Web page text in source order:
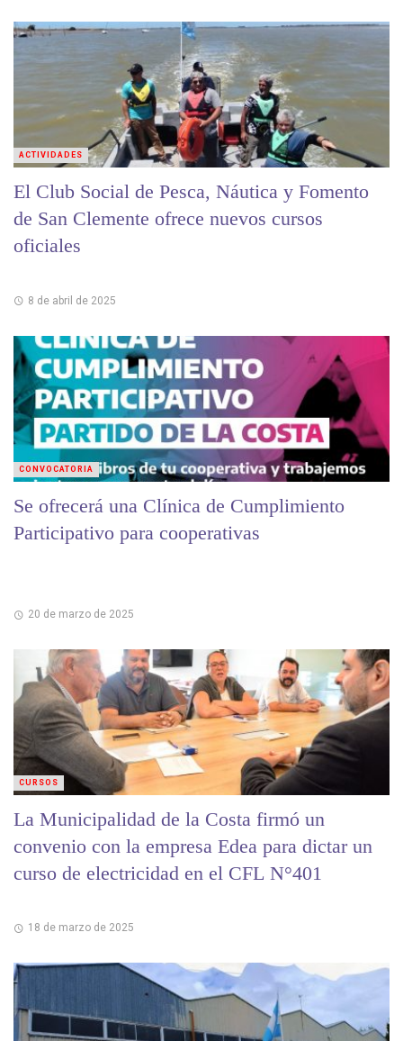
El Club Social de Pesca, Náutica y Fomento
de San Clemente ofrece nuevos cursos
oficiales
8 de abril de 2025
ACTIVIDADES
Se ofrecerá una Clínica de Cumplimiento
Participativo para cooperativas
20 de marzo de 2025
CONVOCATORIA
La Municipalidad de la Costa firmó un
convenio con la empresa Edea para dictar un
curso de electricidad en el CFL N°401
18 de marzo de 2025
CURSOS